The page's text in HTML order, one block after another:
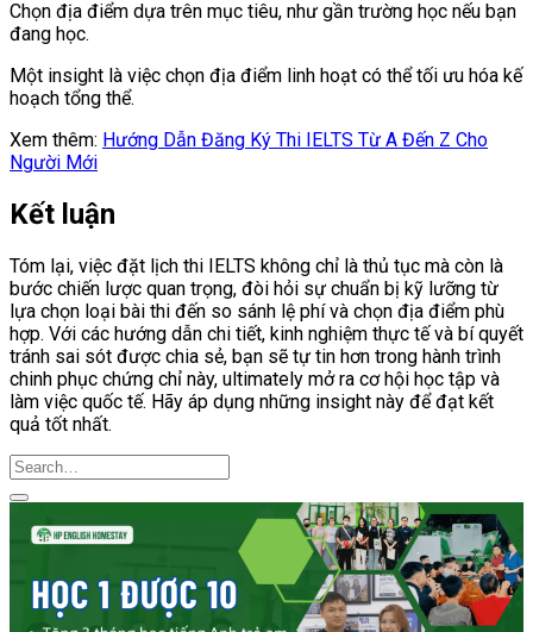
Chọn địa điểm dựa trên mục tiêu, như gần trường học nếu bạn
đang học.
Một insight là việc chọn địa điểm linh hoạt có thể tối ưu hóa kế
hoạch tổng thể.
Xem thêm: Hướng Dẫn Đăng Ký Thi IELTS Từ A Đến Z Cho
Người Mới
Kết luận
Tóm lại, việc đặt lịch thi IELTS không chỉ là thủ tục mà còn là
bước chiến lược quan trọng, đòi hỏi sự chuẩn bị kỹ lưỡng từ
lựa chọn loại bài thi đến so sánh lệ phí và chọn địa điểm phù
hợp. Với các hướng dẫn chi tiết, kinh nghiệm thực tế và bí quyết
tránh sai sót được chia sẻ, bạn sẽ tự tin hơn trong hành trình
chinh phục chứng chỉ này, ultimately mở ra cơ hội học tập và
làm việc quốc tế. Hãy áp dụng những insight này để đạt kết
quả tốt nhất.